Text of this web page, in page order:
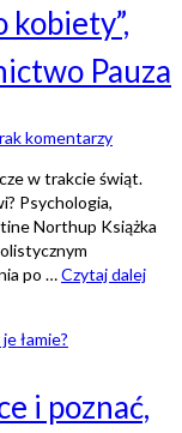
kobiety”,
Pauza
komentarzy
w trakcie świąt.
Psychologia,
Northup Książka
po …Czytaj dalej
i poznać,